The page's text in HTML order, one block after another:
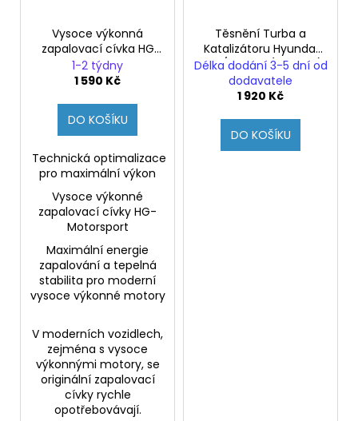
Vysoce výkonná
zapalovací cívka HG
pro motory Hyundai
i30N, Kona N, Kia
G8
1-2 týdny
1 590 Kč
DO KOŠÍKU
Technická optimalizace
pro maximální výkon
Vysoce výkonné
zapalovací cívky HG-
Motorsport
Maximální energie
zapalování a tepelná
stabilita pro moderní
vysoce výkonné motory
V moderních vozidlech,
zejména s vysoce
výkonnými motory, se
originální zapalovací
cívky rychle
opotřebovávají.
Těsnění Turba a
Katalizátoru Hyundai
i30N/Kona N (Originál)
Délka dodání 3-5 dní od
dodavatele
1 920 Kč
DO KOŠÍKU